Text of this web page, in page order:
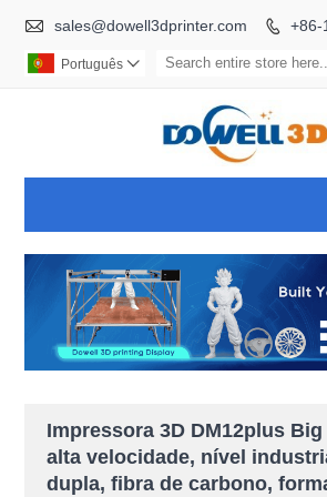
 sales@dowell3dprinter.com  +86-
Português 
Impressora 3D DM12plus Big
alta velocidade, nível
dupla, fibra de carbono,